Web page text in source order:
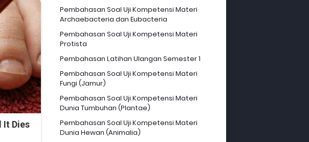
It Dies
Pembahasan Soal Uji Kompetensi Materi
Archaebacteria dan Eubacteria
Pembahasan Soal Uji Kompetensi Materi
Protista
Pembahasan Latihan Ulangan Semester 1
Pembahasan Soal Uji Kompetensi Materi
Fungi (Jamur)
Pembahasan Soal Uji Kompetensi Materi
Dunia Tumbuhan (Plantae)
Pembahasan Soal Uji Kompetensi Materi
Dunia Hewan (Animalia)